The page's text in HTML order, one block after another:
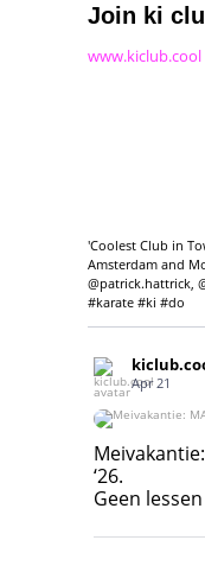
Join ki
www.kiclub.cool
'Coolest Club in
Amsterdam and
@patrick.hattrick,
#karate #ki #do
Apr 21
Meivakantie:
Geen lessen
‘26.
Geen lessen